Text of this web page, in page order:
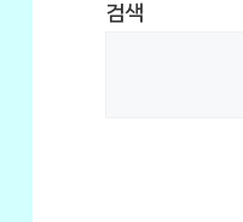
검색